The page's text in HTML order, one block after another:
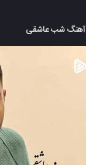
آهنگ شب عاشقی